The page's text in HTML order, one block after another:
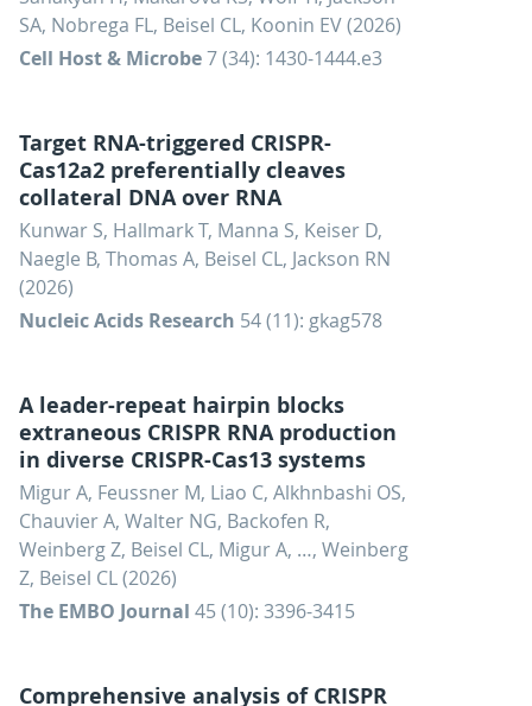
SA, Nobrega FL, Beisel CL, Koonin EV (2026)
Cell Host & Microbe7 (34): 1430-1444.e3
Target RNA-triggered CRISPR-
Cas12a2 preferentially cleaves
collateral DNA over RNA
Kunwar S, Hallmark T, Manna S, Keiser D,
Naegle B, Thomas A, Beisel CL, Jackson RN
(2026)
Nucleic Acids Research 54 (11): gkag578
A leader-repeat hairpin blocks
extraneous CRISPR RNA production
in diverse CRISPR-Cas13 systems
Migur A, Feussner M, Liao C, Alkhnbashi OS,
Chauvier A, Walter NG, Backofen R,
Weinberg Z, Beisel CL, Migur A, …, Weinberg
Z, Beisel CL (2026)
The EMBO Journal 45 (10): 3396-3415
Comprehensive analysis of CRISPR